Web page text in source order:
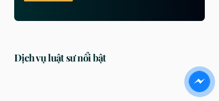
Dịch vụ luật sư nổi bật